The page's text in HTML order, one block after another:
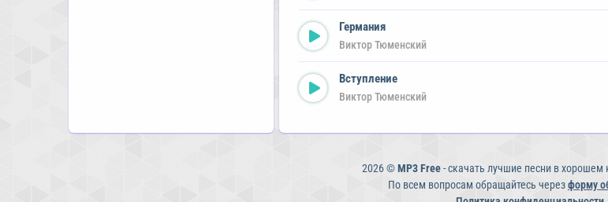
Германия
Виктор Тюменский
Вступление
Виктор Тюменский
2026 ©MP3 Free- скачать лучшие песни в хорошем
По всем вопросам обращайтесь черезформу